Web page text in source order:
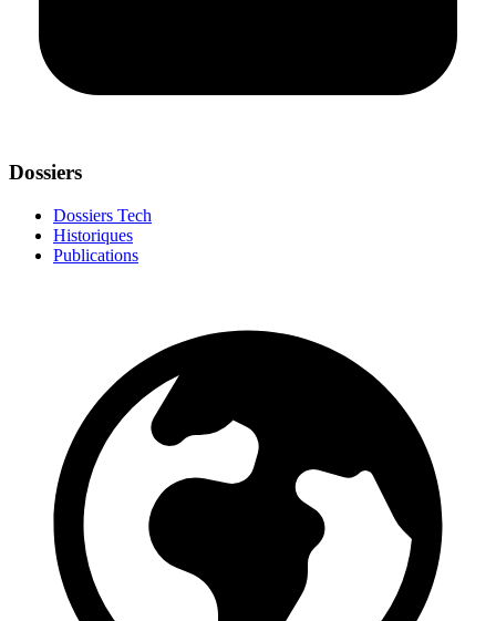
Dossiers
Dossiers Tech
Historiques
Publications